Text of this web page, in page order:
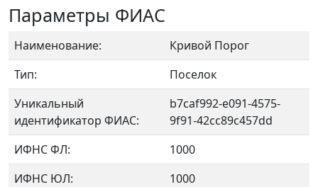
Параметры ФИАС
Наименование:
Кривой Порог
Тип:
Поселок
Уникальный
идентификатор ФИАС:
b7caf992-e091-4575-
9f91-42cc89c457dd
ИФНС ФЛ:
1000
ИФНС ЮЛ:
1000